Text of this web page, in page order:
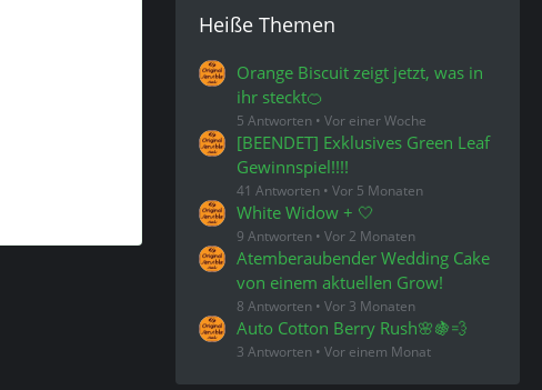
Heiße Themen
Orange Biscuit zeigt jetzt, was in
ihr steckt🍊
5 Antworten Vor einer Woche
[BEENDET] Exklusives Green Leaf
Gewinnspiel!!!!
41 Antworten Vor 5 Monaten
White Widow + 🤍
9 Antworten Vor 2 Monaten
Atemberaubender Wedding Cake
von einem aktuellen Grow!
8 Antworten Vor 3 Monaten
Auto Cotton Berry Rush🌸🍇💨
3 Antworten Vor einem Monat